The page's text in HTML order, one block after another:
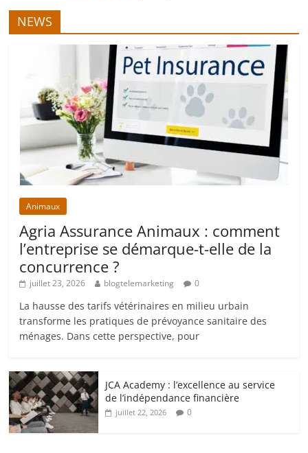
NEWS
Animaux
Agria Assurance Animaux : comment
l’entreprise se démarque-t-elle de la
concurrence ?
juillet 23, 2026 blogtelemarketing 0
La hausse des tarifs vétérinaires en milieu urbain
transforme les pratiques de prévoyance sanitaire des
ménages. Dans cette perspective, pour
JCA Academy : l’excellence au service
de l’indépendance financière
juillet 22, 2026 0